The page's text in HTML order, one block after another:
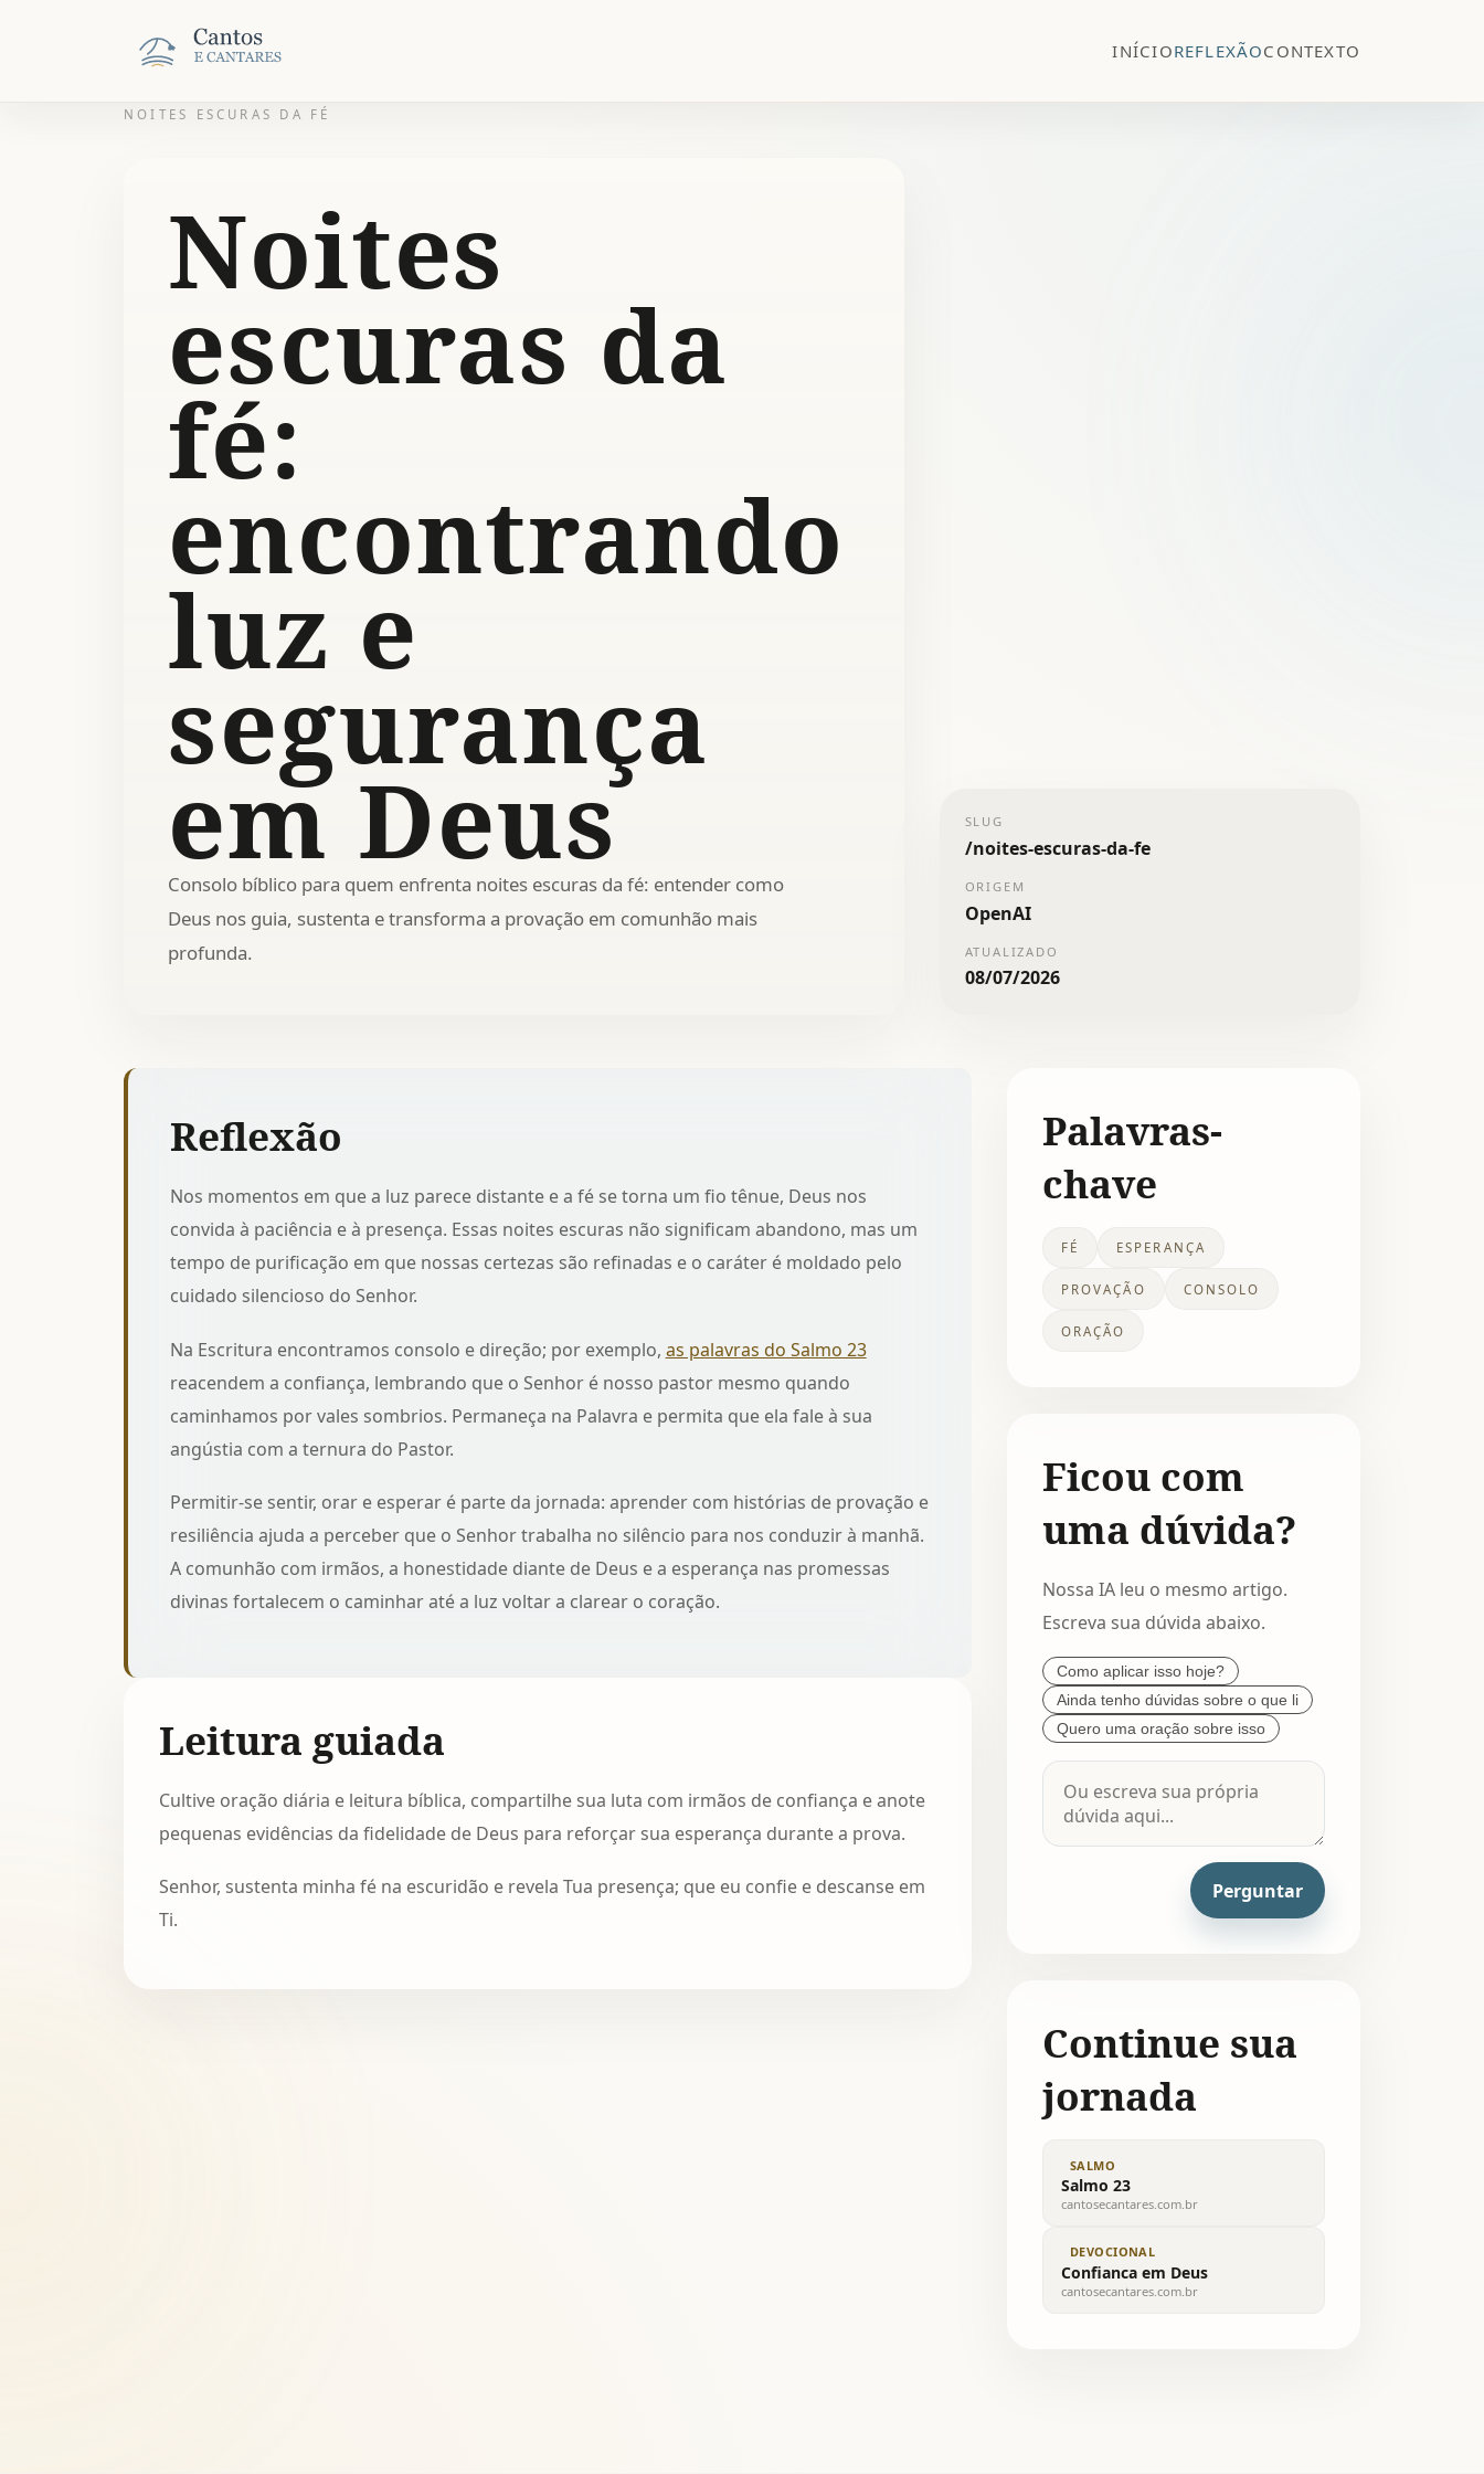
INÍCIOREFLEXÃOCONTEXTO
NOITES ESCURAS DA FÉ
Noites
escuras da
fé:
encontrando
luz e
segurança
em Deus
Consolo bíblico para quem enfrenta noites escuras da fé: entender como
Deus nos guia, sustenta e transforma a provação em comunhão mais
profunda.
SLUG
/noites-escuras-da-fe
ORIGEM
OpenAI
ATUALIZADO
08/07/2026
Reflexão
Nos momentos em que a luz parece distante e a fé se torna um fio tênue, Deus nos
convida à paciência e à presença. Essas noites escuras não significam abandono, mas um
tempo de purificação em que nossas certezas são refinadas e o caráter é moldado pelo
cuidado silencioso do Senhor.
Na Escritura encontramos consolo e direção; por exemplo, as palavras do Salmo 23
reacendem a confiança, lembrando que o Senhor é nosso pastor mesmo quando
caminhamos por vales sombrios. Permaneça na Palavra e permita que ela fale à sua
angústia com a ternura do Pastor.
Permitir-se sentir, orar e esperar é parte da jornada: aprender com histórias de provação e
resiliência ajuda a perceber que o Senhor trabalha no silêncio para nos conduzir à manhã.
A comunhão com irmãos, a honestidade diante de Deus e a esperança nas promessas
divinas fortalecem o caminhar até a luz voltar a clarear o coração.
Leitura guiada
Cultive oração diária e leitura bíblica, compartilhe sua luta com irmãos de confiança e anote
pequenas evidências da fidelidade de Deus para reforçar sua esperança durante a prova.
Senhor, sustenta minha fé na escuridão e revela Tua presença; que eu confie e descanse em
Ti.
Palavras-
chave
FÉ ESPERANÇA
PROVAÇÃO CONSOLO
ORAÇÃO
Ficou com
uma dúvida?
Nossa IA leu o mesmo artigo.
Escreva sua dúvida abaixo.
Como aplicar isso hoje?
Ainda tenho dúvidas sobre o que li
Quero uma oração sobre isso
Perguntar
Continue sua
jornada
SALMO
Salmo 23
cantosecantares.com.br
DEVOCIONAL
Confianca em Deus
cantosecantares.com.br